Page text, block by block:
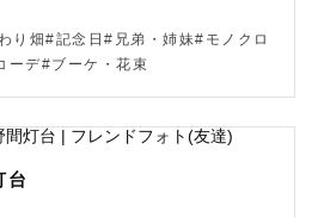
そうか」
た上で、撮影に入ります。
り畑#記念日#兄弟・姉妹#モノクロ
ーデ#ブーケ・花束
台